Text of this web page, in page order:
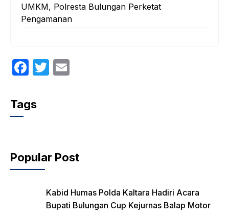
UMKM, Polresta Bulungan Perketat
Pengamanan
F
c
e
o
o
T
Tags
Popular Post
Kabid Humas Polda Kaltara Hadiri Acara
Bupati Bulungan Cup Kejurnas Balap Motor